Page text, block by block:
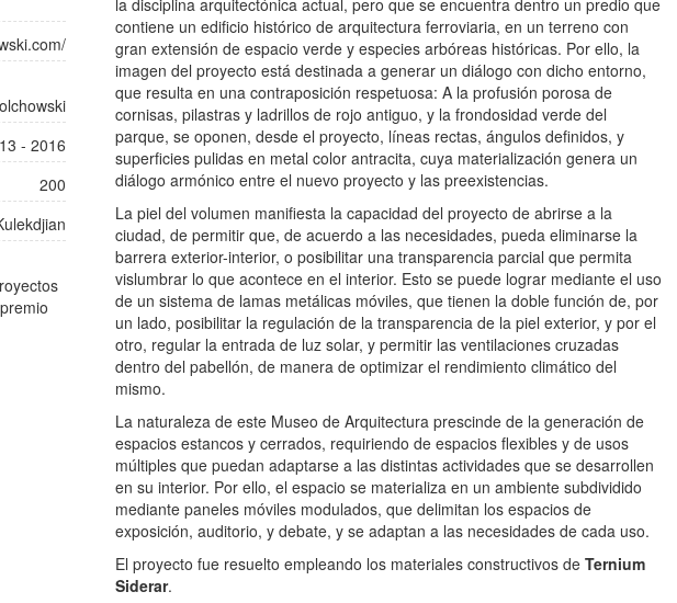
- 2016
200
contiene un edificio histórico de arquitectura ferroviaria, en un terreno con
gran extensión de espacio verde y especies arbóreas históricas. Por ello, la
imagen del proyecto está destinada a generar un diálogo con dicho entorno,
que resulta en una contraposición respetuosa: A la profusión porosa de
cornisas, pilastras y ladrillos de rojo antiguo, y la frondosidad verde del
parque, se oponen, desde el proyecto, líneas rectas, ángulos definidos, y
superficies pulidas en metal color antracita, cuya materialización genera un
diálogo armónico entre el nuevo proyecto y las preexistencias.
La piel del volumen manifiesta la capacidad del proyecto de abrirse a la
ciudad, de permitir que, de acuerdo a las necesidades, pueda eliminarse la
barrera exterior-interior, o posibilitar una transparencia parcial que permita
vislumbrar lo que acontece en el interior. Esto se puede lograr mediante el uso
de un sistema de lamas metálicas móviles, que tienen la doble función de, por
un lado, posibilitar la regulación de la transparencia de la piel exterior, y por el
otro, regular la entrada de luz solar, y permitir las ventilaciones cruzadas
dentro del pabellón, de manera de optimizar el rendimiento climático del
mismo.
La naturaleza de este Museo de Arquitectura prescinde de la generación de
espacios estancos y cerrados, requiriendo de espacios flexibles y de usos
múltiples que puedan adaptarse a las distintas actividades que se desarrollen
en su interior. Por ello, el espacio se materializa en un ambiente subdividido
mediante paneles móviles modulados, que delimitan los espacios de
exposición, auditorio, y debate, y se adaptan a las necesidades de cada uso.
El proyecto fue resuelto empleando los materiales constructivos de Ternium
Siderar.